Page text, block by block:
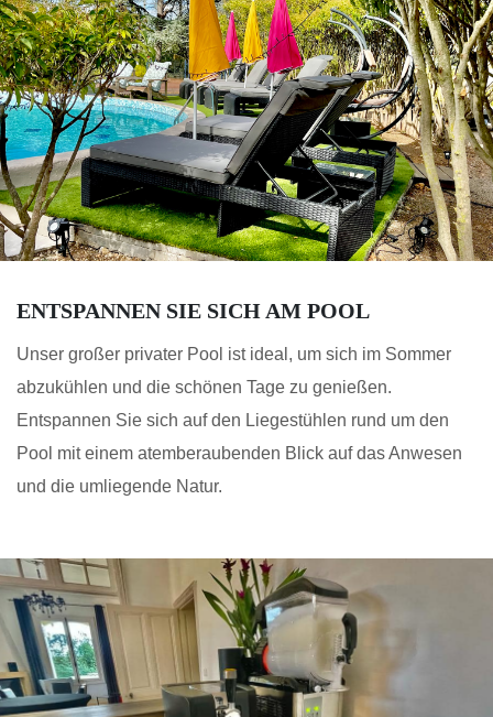
ENTSPANNEN SIE SICH AM POOL
Unser großer privater Pool ist ideal, um sich im Sommer
abzukühlen und die schönen Tage zu genießen.
Entspannen Sie sich auf den Liegestühlen rund um den
Pool mit einem atemberaubenden Blick auf das Anwesen
und die umliegende Natur.